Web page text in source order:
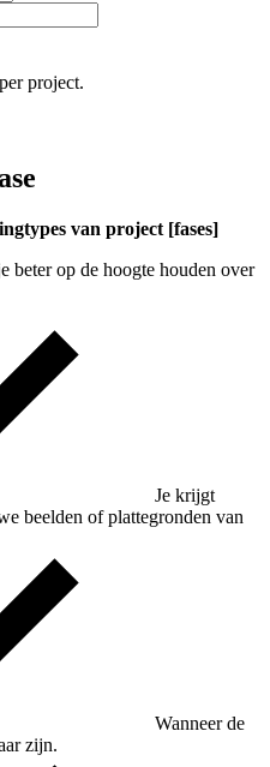
project.
van project [fases]
beter op de hoogte houden over
Je krijgt
beelden of plattegronden van
Wanneer de
zijn.